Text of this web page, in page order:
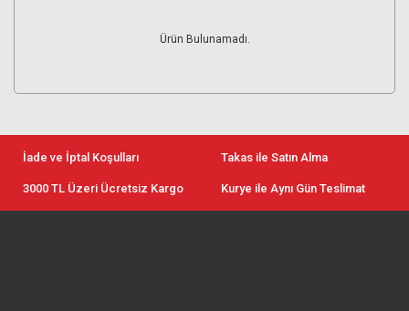
Ürün Bulunamadı.
İade ve İptal Koşulları Takas ile Satın Alma
3000 TL Üzeri Ücretsiz Kargo Kurye ile Aynı Gün Teslimat